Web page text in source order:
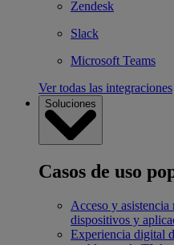
Zendesk
Slack
Microsoft Teams
Ver todas las integraciones
Soluciones
Casos de uso
Acceso y asistencia
dispositivos y
Experiencia digital